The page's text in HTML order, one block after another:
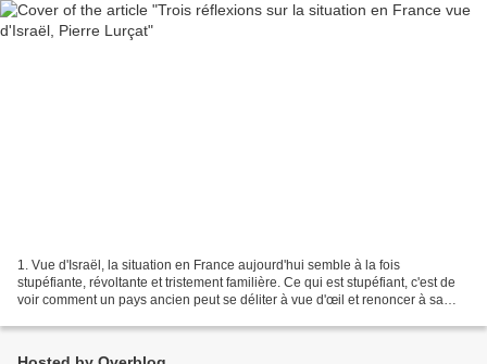
1. Vue d'Israël, la situation en France aujourd'hui semble à la fois
stupéfiante, révoltante et tristement familière. Ce qui est stupéfiant, c'est de
voir comment un pays ancien peut se déliter à vue d'œil et renoncer à sa